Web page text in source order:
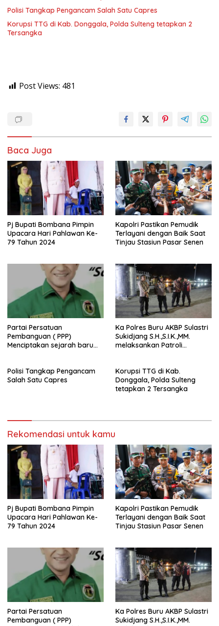
Polisi Tangkap Pengancam Salah Satu Capres
Korupsi TTG di Kab. Donggala, Polda Sulteng tetapkan 2
Tersangka
Post Views: 481
Baca Juga
Pj Bupati Bombana Pimpin
Upacara Hari Pahlawan Ke-
79 Tahun 2024
Kapolri Pastikan Pemudik
Terlayani dengan Baik Saat
Tinjau Stasiun Pasar Senen
Partai Persatuan
Pembanguan ( PPP)
Menciptakan sejarah baru
Buru (Namlea).
Ka Polres Buru AKBP Sulastri
Sukidjang S.H.,S.I.K.,MM.
melaksankan Patroli
Polisi Tangkap Pengancam
Salah Satu Capres
Korupsi TTG di Kab.
Donggala, Polda Sulteng
tetapkan 2 Tersangka
Rekomendasi untuk kamu
Pj Bupati Bombana Pimpin
Upacara Hari Pahlawan Ke-
79 Tahun 2024
Kapolri Pastikan Pemudik
Terlayani dengan Baik Saat
Tinjau Stasiun Pasar Senen
Partai Persatuan
Pembanguan ( PPP)
Ka Polres Buru AKBP Sulastri
Sukidjang S.H.,S.I.K.,MM.